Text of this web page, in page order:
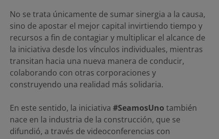
No se trata únicamente de sumar sinergia a la causa,
sino de apostar el mejor capital invirtiendo tiempo y
recursos a fin de contagiar y multiplicar el alcance de
la iniciativa desde los vínculos individuales, mientras
transitan hacia una nueva manera de conducir,
colaborando con otras corporaciones y
construyendo una realidad más solidaria.
En este sentido, la iniciativa #SeamosUno también
nace en la industria de la construcción, que se
difundió, a través de videoconferencias con